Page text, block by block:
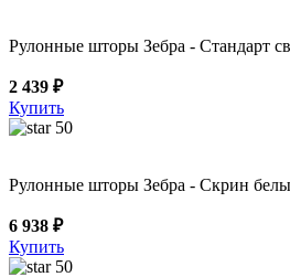
Рулонные шторы Зебра - Стандарт
2 439 ₽
Купить
50
Рулонные шторы Зебра - Скрин
6 938 ₽
Купить
50